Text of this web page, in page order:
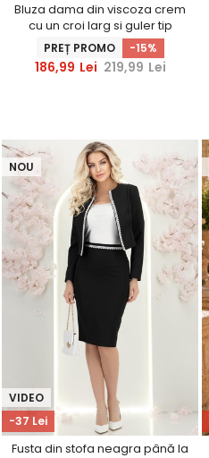
Bluza dama din viscoza crem
cu un croi larg si guler tip
cravata - StarShinerS
PREȚ PROMO -15%
186,99 Lei 219,99 Lei
-37 Lei
VIDEO
NOU
Fusta din stofa neagra până la